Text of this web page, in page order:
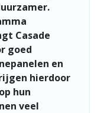
Casade
goed
en
hierdoor
hun
veel